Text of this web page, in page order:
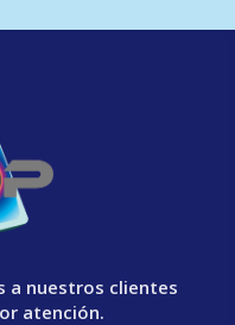
a nuestros clientes
atención.